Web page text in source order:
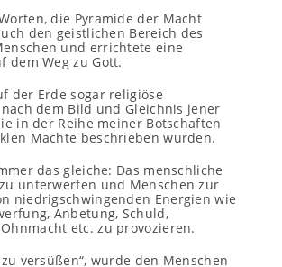
die Pyramide der Macht
den geistlichen Bereich des
und errichtete eine
dem Weg zu Gott.
der Erde sogar religiöse
dem Bild und Gleichnis jener
in der Reihe meiner Botschaften
Mächte beschrieben wurden.
das gleiche: Das menschliche
unterwerfen und Menschen zur
niedrigschwingenden Energien wie
Anbetung, Schuld,
etc. zu provozieren.
versüßen“, wurde den Menschen